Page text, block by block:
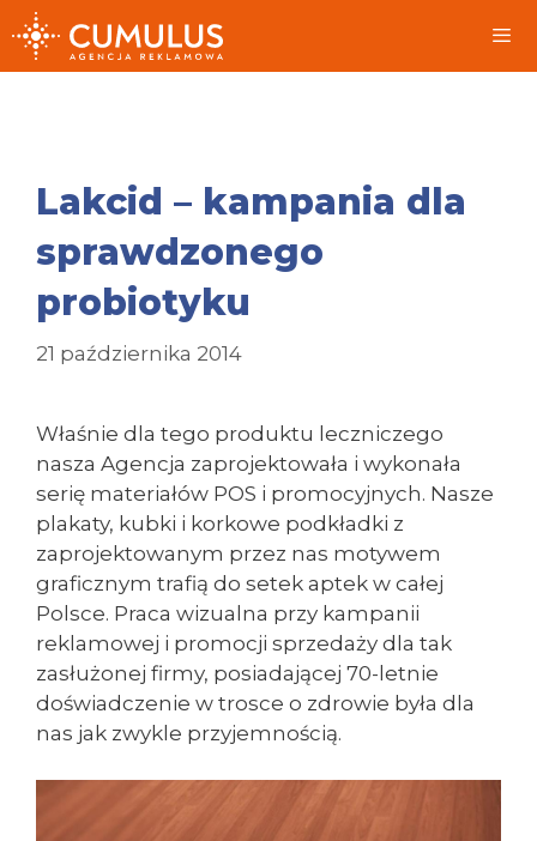
Przeskocz
do
treści
Lakcid – kampania dla
sprawdzonego
probiotyku
21 października 2014
Właśnie dla tego produktu leczniczego
nasza Agencja zaprojektowała i wykonała
serię materiałów POS i promocyjnych. Nasze
plakaty, kubki i korkowe podkładki z
zaprojektowanym przez nas motywem
graficznym trafią do setek aptek w całej
Polsce. Praca wizualna przy kampanii
reklamowej i promocji sprzedaży dla tak
zasłużonej firmy, posiadającej 70-letnie
doświadczenie w trosce o zdrowie była dla
nas jak zwykle przyjemnością.